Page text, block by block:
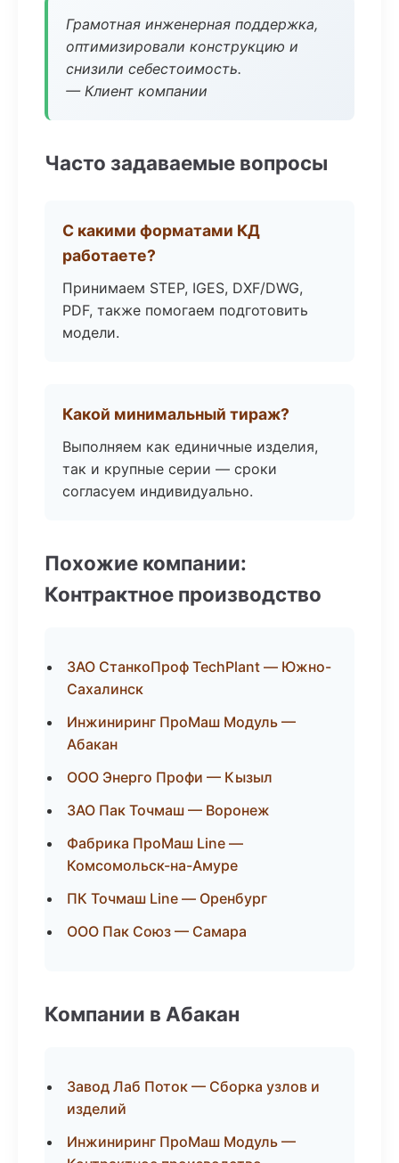
Грамотная инженерная поддержка,
оптимизировали конструкцию и
снизили себестоимость.
— Клиент компании
Часто задаваемые вопросы
С какими форматами КД
работаете?
Принимаем STEP, IGES, DXF/DWG,
PDF, также помогаем подготовить
модели.
Какой минимальный тираж?
Выполняем как единичные изделия,
так и крупные серии — сроки
согласуем индивидуально.
Похожие компании:
Контрактное производство
ЗАО СтанкоПроф TechPlant — Южно-
Сахалинск
Инжиниринг ПроМаш Модуль —
Абакан
ООО Энерго Профи — Кызыл
ЗАО Пак Точмаш — Воронеж
Фабрика ПроМаш Line —
Комсомольск-на-Амуре
ПК Точмаш Line — Оренбург
ООО Пак Союз — Самара
Компании в Абакан
Завод Лаб Поток — Сборка узлов и
изделий
Инжиниринг ПроМаш Модуль —